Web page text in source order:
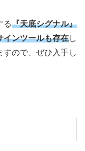
る『天底シグナル』
インツールも存在し
すので、ぜひ入手し